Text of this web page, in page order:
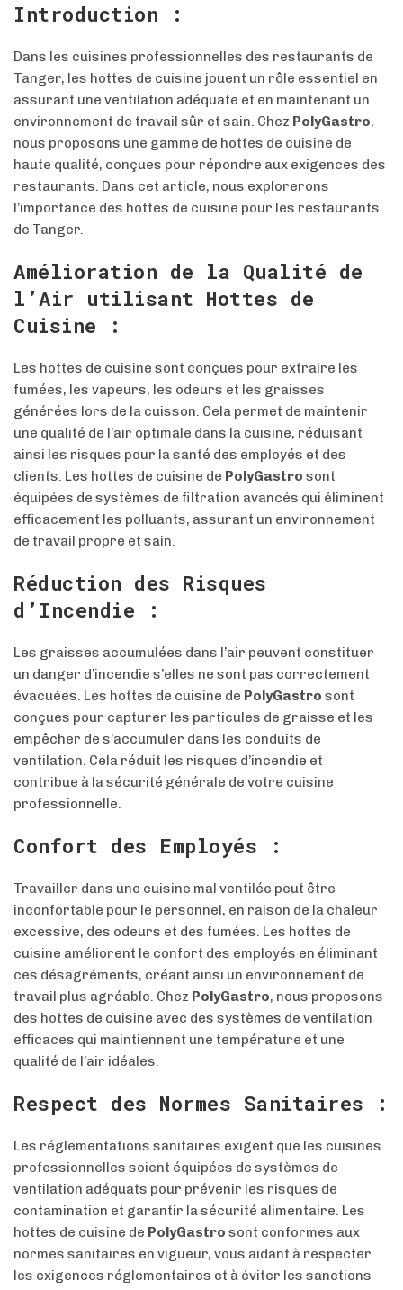
Introduction :
Dans les cuisines professionnelles des restaurants de
Tanger, les hottes de cuisine jouent un rôle essentiel en
assurant une ventilation adéquate et en maintenant un
environnement de travail sûr et sain. Chez PolyGastro,
nous proposons une gamme de hottes de cuisine de
haute qualité, conçues pour répondre aux exigences des
restaurants. Dans cet article, nous explorerons
l’importance des hottes de cuisine pour les restaurants
de Tanger.
Amélioration de la Qualité de
l’Air utilisant Hottes de
Cuisine :
Les hottes de cuisine sont conçues pour extraire les
fumées, les vapeurs, les odeurs et les graisses
générées lors de la cuisson. Cela permet de maintenir
une qualité de l’air optimale dans la cuisine, réduisant
ainsi les risques pour la santé des employés et des
clients. Les hottes de cuisine de PolyGastro sont
équipées de systèmes de filtration avancés qui éliminent
efficacement les polluants, assurant un environnement
de travail propre et sain.
Réduction des Risques
d’Incendie :
Les graisses accumulées dans l’air peuvent constituer
un danger d’incendie s’elles ne sont pas correctement
évacuées. Les hottes de cuisine de PolyGastro sont
conçues pour capturer les particules de graisse et les
empêcher de s’accumuler dans les conduits de
ventilation. Cela réduit les risques d’incendie et
contribue à la sécurité générale de votre cuisine
professionnelle.
Confort des Employés :
Travailler dans une cuisine mal ventilée peut être
inconfortable pour le personnel, en raison de la chaleur
excessive, des odeurs et des fumées. Les hottes de
cuisine améliorent le confort des employés en éliminant
ces désagréments, créant ainsi un environnement de
travail plus agréable. Chez PolyGastro, nous proposons
des hottes de cuisine avec des systèmes de ventilation
efficaces qui maintiennent une température et une
qualité de l’air idéales.
Respect des Normes Sanitaires :
Les réglementations sanitaires exigent que les cuisines
professionnelles soient équipées de systèmes de
ventilation adéquats pour prévenir les risques de
contamination et garantir la sécurité alimentaire. Les
hottes de cuisine de PolyGastro sont conformes aux
normes sanitaires en vigueur, vous aidant à respecter
les exigences réglementaires et à éviter les sanctions